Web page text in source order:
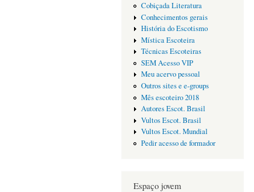
Cobiçada Literatura
Conhecimentos gerais
História do Escotismo
Mística Escoteira
Técnicas Escoteiras
SEM Acesso VIP
Meu acervo pessoal
Outros sites e e-groups
Mês escoteiro 2018
Autores Escot. Brasil
Vultos Escot. Brasil
Vultos Escot. Mundial
Pedir acesso de formador
Espaço jovem